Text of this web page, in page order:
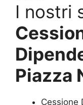
I nostri
Piazza
Cessione